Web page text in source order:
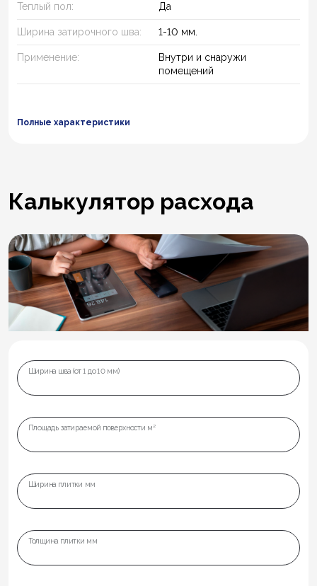
Теплый пол: Да
Ширина затирочного шва: 1-10 мм.
Применение:
Внутри и снаружи
помещений
Полные характеристики
Калькулятор расхода
Ширина шва (от 1 до 10 мм)
Площадь затираемой поверхности м²
Ширина плитки мм
Толщина плитки мм